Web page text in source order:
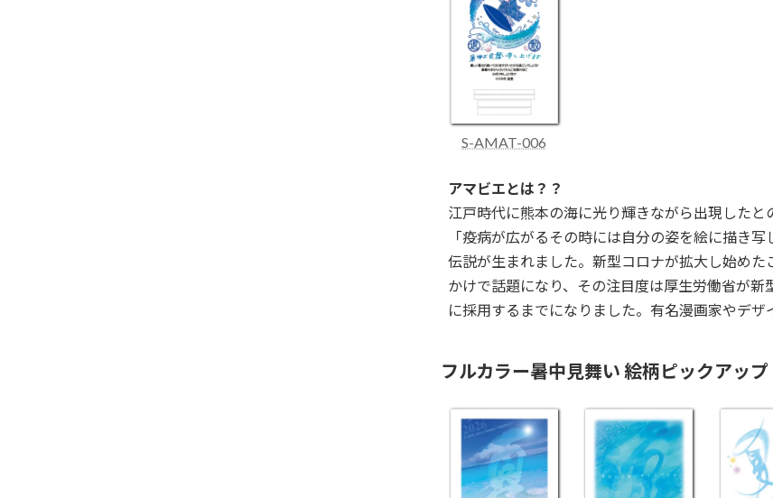
S-AMAT-006
アマビエとは？？
江戸時代に熊本の海に光り輝きながら出現したと
「疫病が広がるその時には自分の姿を絵に描き
伝説が生まれました。新型コロナが拡大し始め
かけで話題になり、その注目度は厚生労働省が
に採用するまでになりました。有名漫画家やデザ
フルカラー暑中見舞い 絵柄ピックアップ